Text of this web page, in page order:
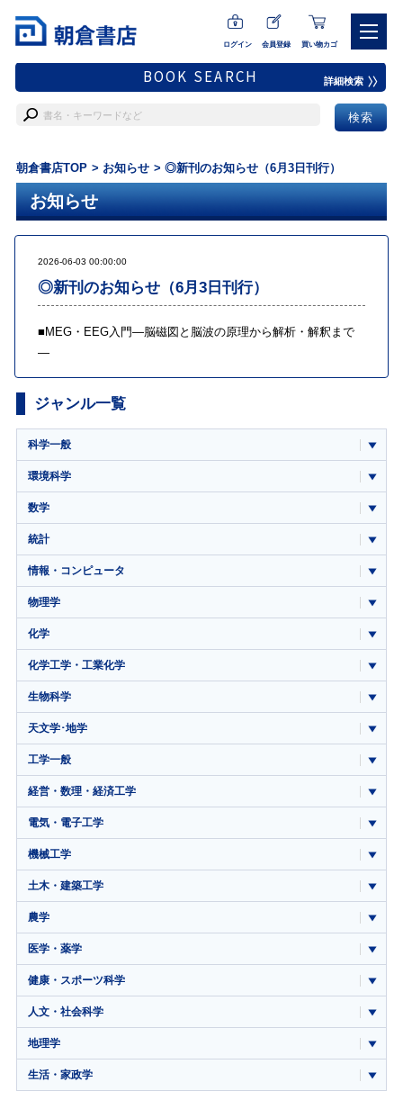
ログイン 会員登録 買い物カゴ
BOOK SEARCH 詳細検索
朝倉書店TOP お知らせ ◎新刊のお知らせ（6月3日刊行）
お知らせ
2026-06-03 00:00:00
◎新刊のお知らせ（6月3日刊行）
■ MEG・EEG入門―脳磁図と脳波の原理から解析・解釈まで
―
ジャンル一覧
科学一般
環境科学
数学
統計
情報・コンピュータ
物理学
化学
化学工学・工業化学
生物科学
天文学･地学
工学一般
経営・数理・経済工学
電気・電子工学
機械工学
土木・建築工学
農学
医学・薬学
健康・スポーツ科学
人文・社会科学
地理学
生活・家政学